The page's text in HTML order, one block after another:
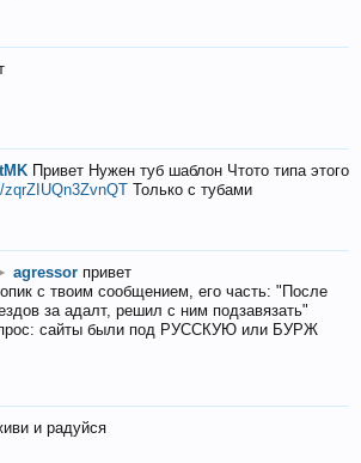
Привет Нужен туб шаблон Чтото типа этого
Только с тубами
agressor привет
с твоим сообщением, его часть: "После
за адалт, решил с ним подзавязать"
сайты были под РУССКУЮ или БУРЖ
и радуйся